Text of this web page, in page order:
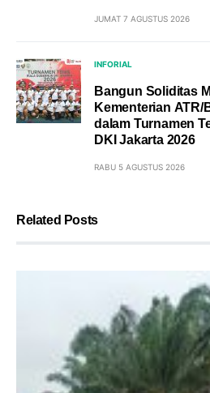
JUMAT 7 AGUSTUS 2026
INFORIAL
Bangun Soliditas
Kementerian
dalam Turnamen
DKI Jakarta 2026
RABU 5 AGUSTUS 2026
Related Posts